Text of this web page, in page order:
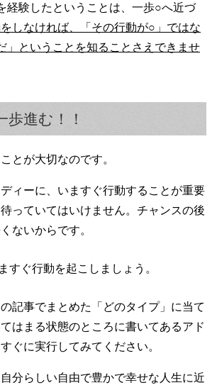
経験したということは、一歩○へ近づ
しなければ、「その行動が○」ではな
」ということを知ることさえできませ
歩進む！！
とが大切なのです。
ィーに、いますぐ行動することが重要
っていてはいけません。チャンスの後
ないからです。
すぐ行動を起こしましょう。
記事でまとめた「どのタイプ」に当て
はまる状態のところに書いてあるアド
ぐに実行してみてください。
分らしい自由で豊かで幸せな人生に近